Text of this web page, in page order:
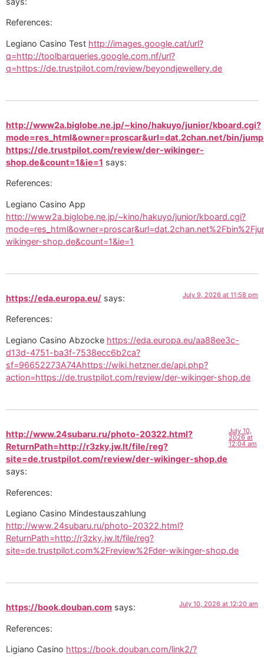
References:
Legiano Casino Test http://images.google.cat/url?
q=http://toolbarqueries.google.com.nf/url?
q=https://de.trustpilot.com/review/beyondjewellery.de
http://www2a.biglobe.ne.jp/~kino/hakuyo/junior/kboard.cgi?
mode=res_html&owner=proscar&url=dat.2chan.net/bin/
https://de.trustpilot.com/review/der-wikinger-
shop.de&count=1&ie=1 says:
References:
Legiano Casino App
http://www2a.biglobe.ne.jp/~kino/hakuyo/junior/kboard.cgi?
wikinger-shop.de&count=1&ie=1
https://eda.europa.eu/ says: July 9, 2026 at 11:58 pm
References:
Legiano Casino Abzocke https://eda.europa.eu/aa88ee3c-
d13d-4751-ba3f-7538ecc6b2ca?
sf=96652273A74Ahttps://wiki.hetzner.de/api.php?
action=https://de.trustpilot.com/review/der-wikinger-shop.de
http://www.24subaru.ru/photo-20322.html?
ReturnPath=http://r3zky.jw.lt/file/reg?
site=de.trustpilot.com/review/der-wikinger-shop.de
says:
July 10,
2026 at
12:04 am
References:
Legiano Casino Mindestauszahlung
http://www.24subaru.ru/photo-20322.html?
ReturnPath=http://r3zky.jw.lt/file/reg?
site=de.trustpilot.com%2Freview%2Fder-wikinger-shop.de
https://book.douban.com says: July 10, 2026 at 12:20 am
References:
Ligiano Casino https://book.douban.com/link2/?